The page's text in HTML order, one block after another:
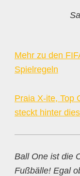
Mehr zu den
Spielregeln
Praia X-ite, Top
steckt hinter
Ball One ist die
Fußbälle! Egal